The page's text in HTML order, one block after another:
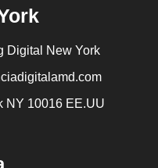
Digital New York
NY 10016 EE.UU